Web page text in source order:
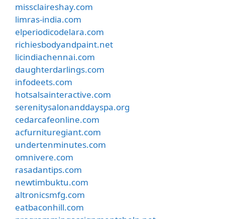
missclaireshay.com
limras-india.com
elperiodicodelara.com
richiesbodyandpaint.net
licindiachennai.com
daughterdarlings.com
infodeets.com
hotsalsainteractive.com
serenitysalonanddayspa.org
cedarcafeonline.com
acfurnituregiant.com
undertenminutes.com
omnivere.com
rasadantips.com
newtimbuktu.com
altronicsmfg.com
eatbaconhill.com